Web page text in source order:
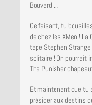
Bouvard …
Ce faisant, tu
de chez les XMen !
tape Stephen
solitaire ! On pourrait
The Punisher
Et maintenant que tu
présider aux destins